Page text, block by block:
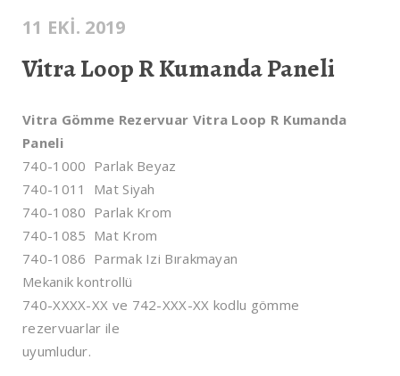
11 EKI. 2019
Vitra Loop R Kumanda Paneli
Vitra Gömme Rezervuar Vitra Loop R Kumanda
Paneli
740-1000 Parlak Beyaz
740-1011 Mat Siyah
740-1080 Parlak Krom
740-1085 Mat Krom
740-1086 Parmak Izi Bırakmayan
Mekanik kontrollü
740-XXXX-XX ve 742-XXX-XX kodlu gömme
rezervuarlar ile
uyumludur.